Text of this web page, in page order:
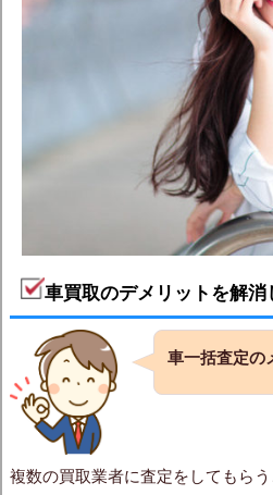
車買取のデメリットを解
車一括査定の
複数の買取業者に査定をしてもらう